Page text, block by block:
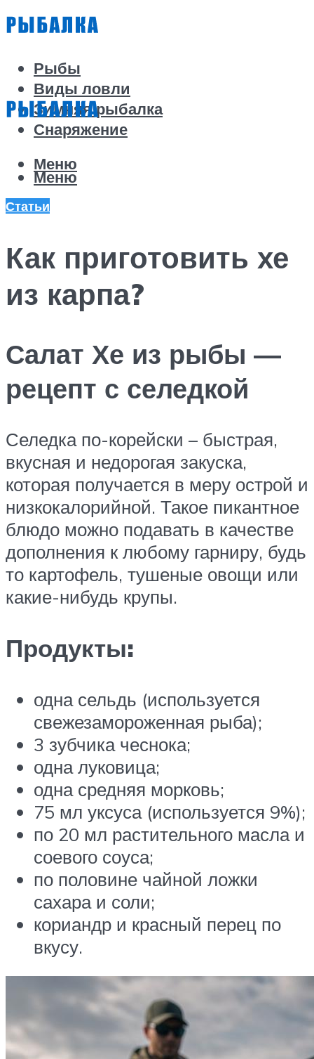
Рыбы
Виды ловли
Зимняя рыбалка
Снаряжение
Меню
Меню
Статьи
Как приготовить хе
из карпа?
Салат Хе из рыбы —
рецепт с селедкой
Селедка по-корейски – быстрая,
вкусная и недорогая закуска,
которая получается в меру острой и
низкокалорийной. Такое пикантное
блюдо можно подавать в качестве
дополнения к любому гарниру, будь
то картофель, тушеные овощи или
какие-нибудь крупы.
Продукты:
одна сельдь (используется
свежезамороженная рыба);
3 зубчика чеснока;
одна луковица;
одна средняя морковь;
75 мл уксуса (используется 9%);
по 20 мл растительного масла и
соевого соуса;
по половине чайной ложки
сахара и соли;
кориандр и красный перец по
вкусу.